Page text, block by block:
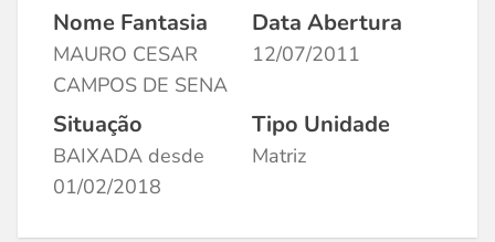
Nome Fantasia
MAURO CESAR
CAMPOS DE SENA
Data Abertura
12/07/2011
Situação
BAIXADA desde
01/02/2018
Tipo Unidade
Matriz